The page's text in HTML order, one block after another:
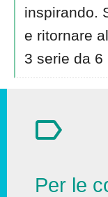
inspirando.
e ritornare
3 serie da 6
Per le